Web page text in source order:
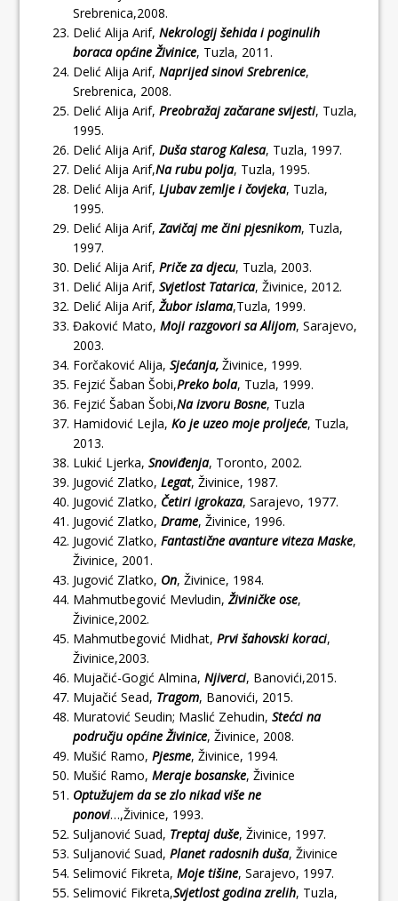
Srebrenica,2008.
Delić Alija Arif,Nekrologij šehida i poginulih
boraca općine Živinice, Tuzla, 2011.
Delić Alija Arif,Naprijed sinovi Srebrenice,
Srebrenica, 2008.
Delić Alija Arif,Preobražaj začarane svijesti, Tuzla,
1995.
Delić Alija Arif,Duša starog Kalesa, Tuzla, 1997.
Delić Alija Arif,Na rubu polja, Tuzla, 1995.
Delić Alija Arif,Ljubav zemlje i čovjeka, Tuzla,
1995.
Delić Alija Arif,Zavičaj me čini pjesnikom, Tuzla,
1997.
Delić Alija Arif,Priče za djecu, Tuzla, 2003.
Delić Alija Arif,Svjetlost Tatarica, Živinice, 2012.
Delić Alija Arif,Žubor islama,Tuzla, 1999.
Đaković Mato,Moji razgovori sa Alijom, Sarajevo,
2003.
Forčaković Alija,Sjećanja,Živinice, 1999.
Fejzić Šaban Šobi,Preko bola, Tuzla, 1999.
Fejzić Šaban Šobi,Na izvoru Bosne, Tuzla
Hamidović Lejla,Ko je uzeo moje proljeće, Tuzla,
2013.
Lukić Ljerka,Snoviđenja, Toronto, 2002.
Jugović Zlatko,Legat, Živinice, 1987.
Jugović Zlatko, Četiri igrokaza, Sarajevo, 1977.
Jugović Zlatko,Drame, Živinice, 1996.
Jugović Zlatko,Fantastične avanture viteza Maske,
Živinice, 2001.
Jugović Zlatko, On, Živinice, 1984.
Mahmutbegović Mevludin,Živiničke ose,
Živinice,2002.
Mahmutbegović Midhat,Prvi šahovski koraci,
Živinice,2003.
Mujačić-Gogić Almina,Njiverci, Banovići,2015.
Mujačić Sead, Tragom, Banovići, 2015.
Muratović Seudin; Maslić Zehudin,Stećci na
području općine Živinice, Živinice, 2008.
Mušić Ramo,Pjesme, Živinice, 1994.
Mušić Ramo,Meraje bosanske, Živinice
Optužujem da se zlo nikad više ne
ponovi…,Živinice, 1993.
Suljanović Suad, Treptaj duše, Živinice, 1997.
Suljanović Suad,Planet radosnih duša, Živinice
Selimović Fikreta,Moje tišine, Sarajevo, 1997.
Selimović Fikreta,Svjetlost godina zrelih, Tuzla,